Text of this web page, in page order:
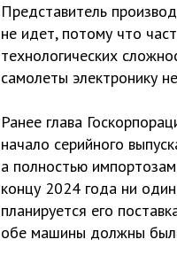
Представитель
не идет, потому что
технологических
самолеты электронику
Ранее глава
начало серийного
а полностью
концу 2024 года ни
планируется его
обе машины должны